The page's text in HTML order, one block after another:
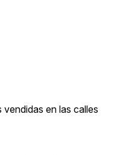
en las calles